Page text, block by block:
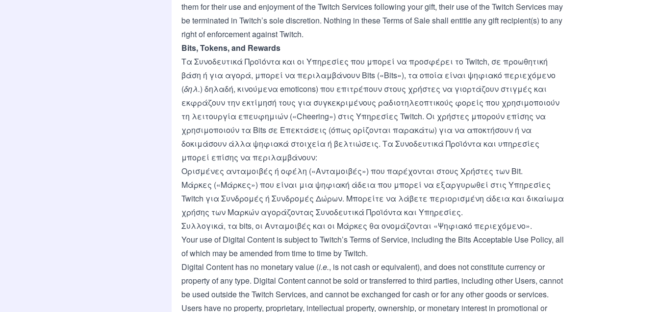
them for their use and enjoyment of the Twitch Services following your gift, their use of the Twitch Services may
be terminated in Twitch’s sole discretion. Nothing in these Terms of Sale shall entitle any gift recipient(s) to any
right of enforcement against Twitch.
Bits, Tokens, and Rewards
Τα Συνοδευτικά Προϊόντα και οι Υπηρεσίες που μπορεί να προσφέρει το Twitch, σε προωθητική
βάση ή για αγορά, μπορεί να περιλαμβάνουν Bits («Bits»), τα οποία είναι ψηφιακό περιεχόμενο
(δηλ.) δηλαδή, κινούμενα emoticons) που επιτρέπουν στους χρήστες να γιορτάζουν στιγμές και
εκφράζουν την εκτίμησή τους για συγκεκριμένους ραδιοτηλεοπτικούς φορείς που χρησιμοποιούν
τη λειτουργία επευφημιών («Cheering») στις Υπηρεσίες Twitch. Οι χρήστες μπορούν επίσης να
χρησιμοποιούν τα Bits σε Επεκτάσεις (όπως ορίζονται παρακάτω) για να αποκτήσουν ή να
δοκιμάσουν άλλα ψηφιακά στοιχεία ή βελτιώσεις. Τα Συνοδευτικά Προϊόντα και υπηρεσίες
μπορεί επίσης να περιλαμβάνουν:
Ορισμένες ανταμοιβές ή οφέλη («Ανταμοιβές») που παρέχονται στους Χρήστες των Bit.
Μάρκες («Μάρκες») που είναι μια ψηφιακή άδεια που μπορεί να εξαργυρωθεί στις Υπηρεσίες
Twitch για Συνδρομές ή Συνδρομές Δώρων. Μπορείτε να λάβετε περιορισμένη άδεια και δικαίωμα
χρήσης των Μαρκών αγοράζοντας Συνοδευτικά Προϊόντα και Υπηρεσίες.
Συλλογικά, τα bits, οι Ανταμοιβές και οι Μάρκες θα ονομάζονται «Ψηφιακό περιεχόμενο».
Your use of Digital Content is subject to Twitch’sTerms of Service, including the Bits Acceptable Use Policy, all
of which may be amended from time to time by Twitch.
Digital Content has no monetary value (i.e., is not cash or equivalent), and does not constitute currency or
property of any type. Digital Content cannot be sold or transferred to third parties, including other Users, cannot
be used outside the Twitch Services, and cannot be exchanged for cash or for any other goods or services.
Users have no property, proprietary, intellectual property, ownership, or monetary interest in promotional or